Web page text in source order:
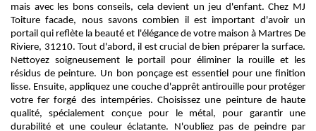
mais avec les bons conseils, cela devient un jeu d'enfant. Chez MJ
Toiture facade, nous savons combien il est important d'avoir un
portail qui reflète la beauté et l'élégance de votre maison à Martres De
Riviere, 31210. Tout d'abord, il est crucial de bien préparer la surface.
Nettoyez soigneusement le portail pour éliminer la rouille et les
résidus de peinture. Un bon ponçage est essentiel pour une finition
lisse. Ensuite, appliquez une couche d'apprêt antirouille pour protéger
votre fer forgé des intempéries. Choisissez une peinture de haute
qualité, spécialement conçue pour le métal, pour garantir une
durabilité et une couleur éclatante. N'oubliez pas de peindre par